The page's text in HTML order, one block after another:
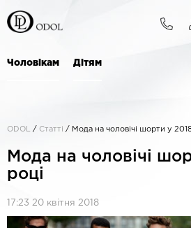
Чоловікам Дітям
ODOL / Статті / Мода на чоловічі шорти у
Мода на чоловічі
році
17:23 20 квітня 2018